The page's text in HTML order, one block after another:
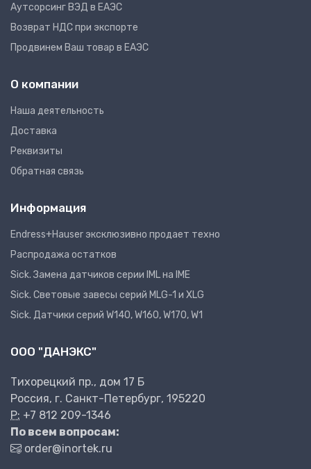
Аутсорсинг ВЭД в ЕАЭС
Возврат НДС при экспорте
Продвинем Ваш товар в ЕАЭС
О компании
Наша деятельность
Доставка
Реквизиты
Обратная связь
Информация
Endress+Hauser эксклюзивно продает техно
Распродажа остатков
Sick. Замена датчиков серии IML на IME
Sick. Световые завесы серий MLG-1 и XLG
Sick. Датчики серий W140, W160, W170, W1
ООО "ДАНЭКС"
Тихорецкий пр., дом 17 Б
Россия, г. Санкт-Петербург, 195220
P: +7 812 209-1346
По всем вопросам:
order@inortek.ru